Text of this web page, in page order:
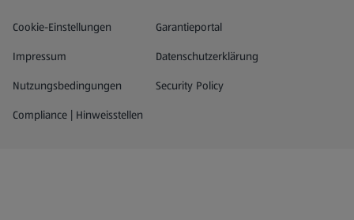
Datenschutz- und Richtlinienmenü
Cookie-Einstellungen Garantieportal
(öffnet in einem neuen Tab)
Impressum
Datenschutzerklärung
Nutzungsbedingungen
Security Policy
Compliance | Hinweisstellen